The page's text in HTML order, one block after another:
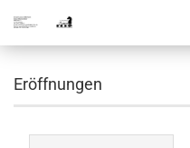
Eröffnungen